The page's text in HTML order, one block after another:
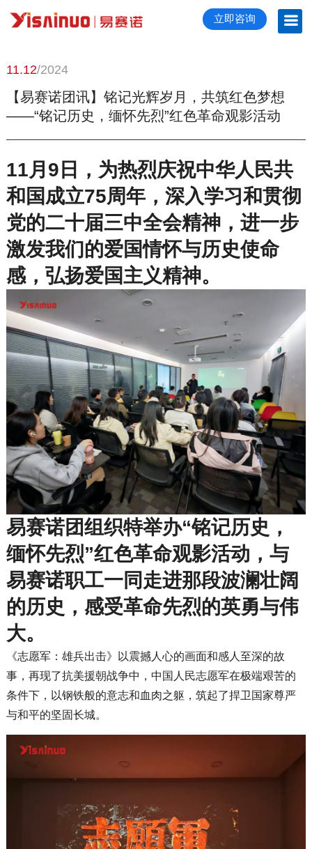
立即咨询
11.12/2024
【易赛诺团讯】铭记光辉岁月，共筑红色梦想
——“铭记历史，缅怀先烈”红色革命观影活动
11月9日， 为热烈庆祝中华人民共
和国成立75周年，深入学习和贯彻
党的二十届三中全会精神，进一步
激发我们的爱国情怀与历史使命
感， 弘扬爱国主义精神。
易赛诺团组织特举办“铭记历史，
缅怀先烈”红色革命观影活动，与
易赛诺职工一同走进那段波澜壮阔
的历史，感受革命先烈的英勇与伟
大。
《志愿军：雄兵出击》以震撼人心的画面和感人至深的故
事，再现了抗美援朝战争中，中国人民志愿军在极端艰苦的
条件下，以钢铁般的意志和血肉之躯，筑起了捍卫国家尊严
与和平的坚固长城。